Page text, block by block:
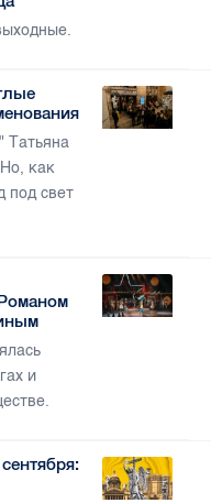
Татьяна
как
под свет
и